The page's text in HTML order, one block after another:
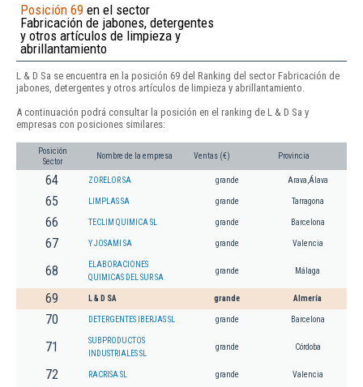
Posición 69 en el sector
Fabricación de jabones, detergentes
y otros artículos de limpieza y
abrillantamiento
L & D Sa se encuentra en la posición 69 del Ranking del sector Fabricación de
jabones, detergentes y otros artículos de limpieza y abrillantamiento.
A continuación podrá consultar la posición en el ranking de L & D Sa y
empresas con posiciones similares:
Posición
Sector
Nombre de la empresa Ventas (€) Provincia
64 ZORELOR SA grande Arava,Álava
65 LIMPLAS SA grande Tarragona
66 TECLIM QUIMICA SL grande Barcelona
67 Y JOSAMI SA grande Valencia
68
ELABORACIONES
QUIMICAS DEL SUR SA
grande Málaga
69 L & D SA grande Almería
70 DETERGENTES IBERJAS SL grande Barcelona
71
SUBPRODUCTOS
INDUSTRIALES SL
grande Córdoba
72 RACRISA SL grande Valencia